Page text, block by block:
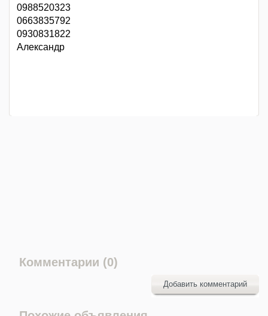
0988520323
0663835792
0930831822
Александр
Комментарии (0)
Добавить комментарий